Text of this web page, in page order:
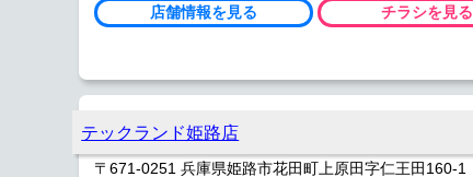
店舗情報を見る チラシを見る
テックランド姫路店
〒671-0251 兵庫県姫路市花田町上原田字仁王田160-1